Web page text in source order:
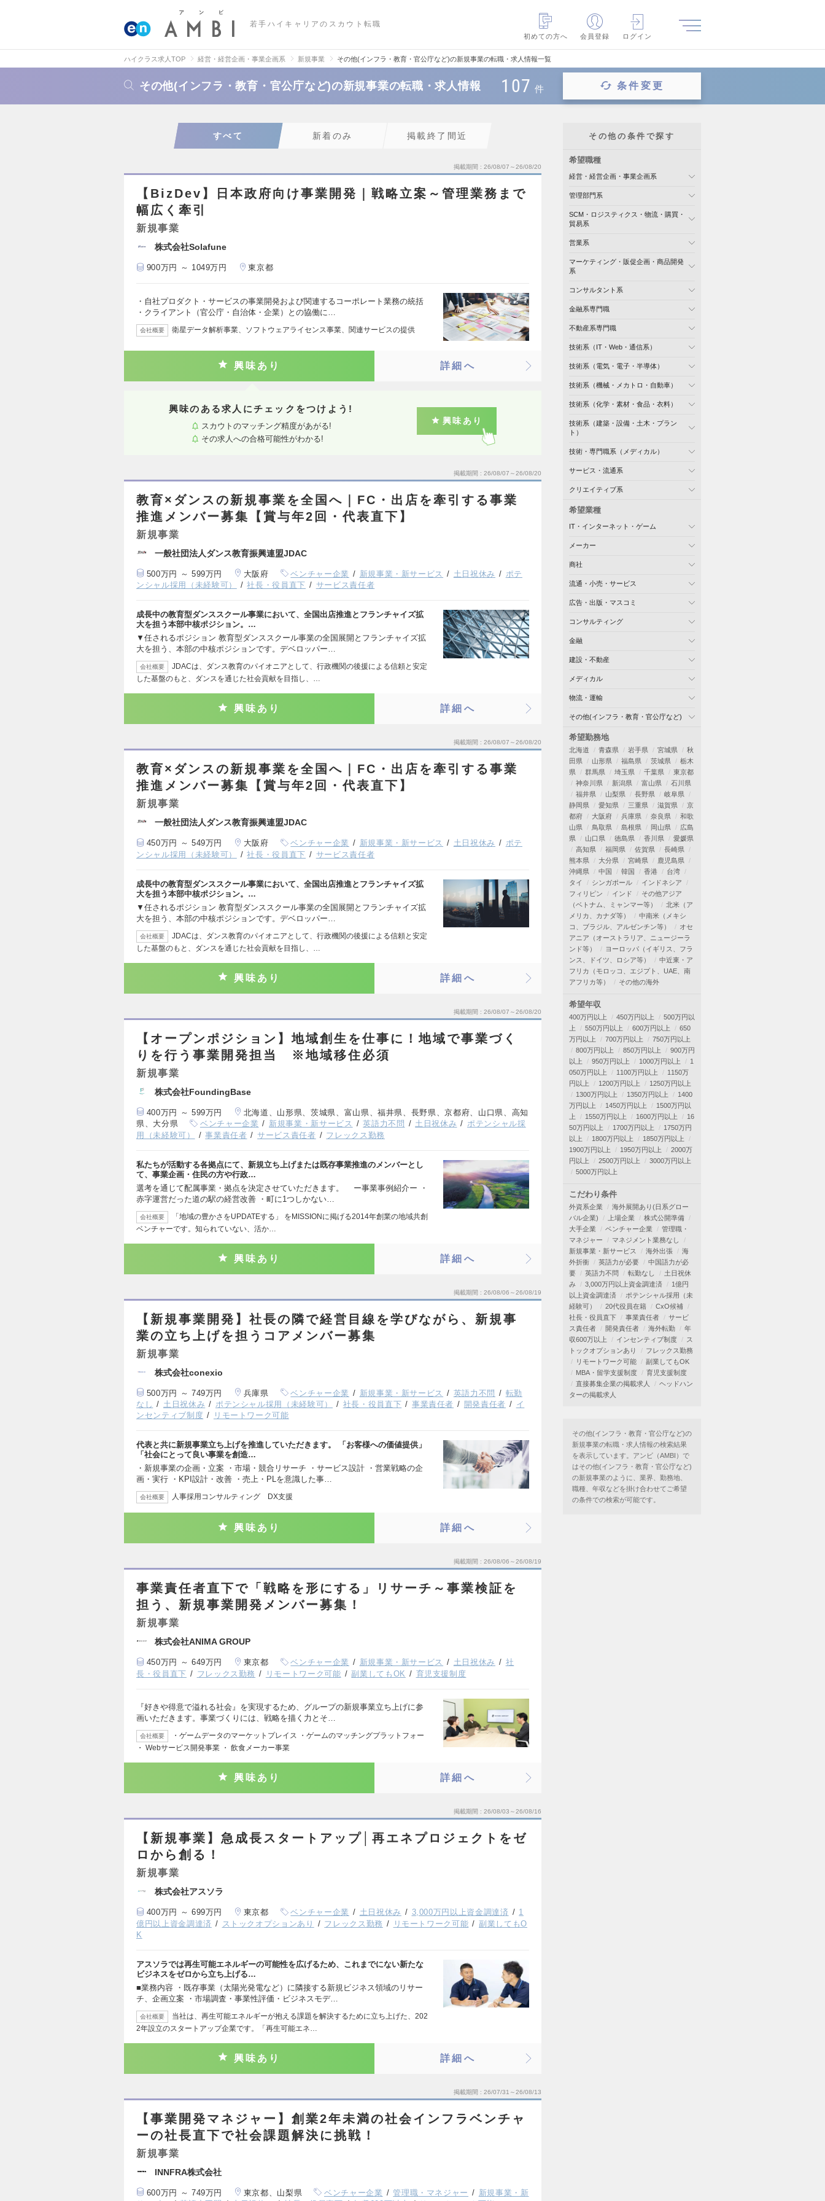
若手ハイキャリアのスカウト転職
初めての方へ
会員登録 ログイン
ハイクラス求人TOP 経営・経営企画・事業企画系 新規事業 その他(インフラ・教育・官公庁など)の新規事業の転職・求人情報一覧
その他(インフラ・教育・官公庁など)の新規事業の転職・求人情報 107 件 条件変更
すべて 新着のみ 掲載終了間近
掲載期間 26/08/07～26/08/20
【BizDev】日本政府向け事業開発｜戦略立案～管理業務まで
幅広く牽引
新規事業
株式会社Solafune
900万円 ～ 1049万円 東京都
・自社プロダクト・サービスの事業開発および関連するコーポレート業務の統括
・クライアント（官公庁・自治体・企業）との協働に…
会社概要 衛星データ解析事業、ソフトウェアライセンス事業、関連サービスの提供
興味あり 詳細へ
興味のある求人にチェックをつけよう!
スカウトのマッチング精度があがる!
その求人への合格可能性がわかる!
興味あり
掲載期間 26/08/07～26/08/20
教育×ダンスの新規事業を全国へ｜FC・出店を牽引する事業
推進メンバー募集【賞与年2回・代表直下】
新規事業
一般社団法人ダンス教育振興連盟JDAC
500万円 ～ 599万円 大阪府 ベンチャー企業 新規事業・新サービス 土日祝休み
ポテ
ンシャル採用（未経験可）
社長・役員直下 サービス責任者
成長中の教育型ダンススクール事業において、全国出店推進とフランチャイズ拡
大を担う本部中核ポジション。…
▼任されるポジション 教育型ダンススクール事業の全国展開とフランチャイズ拡
大を担う、本部の中核ポジションです。デベロッパー…
会社概要
JDACは、ダンス教育のパイオニアとして、行政機関の後援による信頼と安定
した基盤のもと、ダンスを通じた社会貢献を目指し、…
興味あり 詳細へ
掲載期間 26/08/07～26/08/20
教育×ダンスの新規事業を全国へ｜FC・出店を牽引する事業
推進メンバー募集【賞与年2回・代表直下】
新規事業
一般社団法人ダンス教育振興連盟JDAC
450万円 ～ 549万円 大阪府 ベンチャー企業 新規事業・新サービス 土日祝休み
ポテ
ンシャル採用（未経験可）
社長・役員直下 サービス責任者
成長中の教育型ダンススクール事業において、全国出店推進とフランチャイズ拡
大を担う本部中核ポジション。…
▼任されるポジション 教育型ダンススクール事業の全国展開とフランチャイズ拡
大を担う、本部の中核ポジションです。デベロッパー…
会社概要
JDACは、ダンス教育のパイオニアとして、行政機関の後援による信頼と安定
した基盤のもと、ダンスを通じた社会貢献を目指し、…
興味あり 詳細へ
掲載期間 26/08/07～26/08/20
【オープンポジション】地域創生を仕事に！地域で事業づく
りを行う事業開発担当 ※地域移住必須
新規事業
株式会社FoundingBase
400万円 ～ 599万円
北海道、山形県、茨城県、富山県、福井県、長野県、京都府、山口県、高知
県、大分県
ベンチャー企業 新規事業・新サービス 英語力不問 土日祝休み
ポテンシャル採
用（未経験可）
事業責任者 サービス責任者 フレックス勤務
私たちが活動する各拠点にて、新規立ち上げまたは既存事業推進のメンバーとし
て、事業企画・住民の方や行政…
選考を通じて配属事業・拠点を決定させていただきます。 ー事業事例紹介ー ・
赤字運営だった道の駅の経営改善 ・町に1つしかない…
会社概要
「地域の豊かさをUPDATEする」 をMISSIONに掲げる2014年創業の地域共創
ベンチャーです。知られていない、活か…
興味あり 詳細へ
掲載期間 26/08/06～26/08/19
【新規事業開発】社長の隣で経営目線を学びながら、新規事
業の立ち上げを担うコアメンバー募集
新規事業
株式会社conexio
500万円 ～ 749万円 兵庫県 ベンチャー企業 新規事業・新サービス 英語力不問
転勤
なし
土日祝休み ポテンシャル採用（未経験可） 社長・役員直下 事業責任者 開発責任者
イ
ンセンティブ制度
リモートワーク可能
代表と共に新規事業立ち上げを推進していただきます。 「お客様への価値提供」
「社会にとって良い事業を創造…
・新規事業の企画・立案 ・市場・競合リサーチ ・サービス設計 ・営業戦略の企
画・実行 ・KPI設計・改善 ・売上・PLを意識した事…
会社概要 人事採用コンサルティング DX支援
興味あり 詳細へ
掲載期間 26/08/06～26/08/19
事業責任者直下で「戦略を形にする」リサーチ～事業検証を
担う、新規事業開発メンバー募集！
新規事業
株式会社ANIMA GROUP
450万円 ～ 649万円 東京都 ベンチャー企業 新規事業・新サービス 土日祝休み
社
長・役員直下
フレックス勤務 リモートワーク可能 副業してもOK 育児支援制度
『好きや得意で溢れる社会』を実現するため、グループの新規事業立ち上げに参
画いただきます。事業づくりには、戦略を描く力とそ…
会社概要
・ゲームデータのマーケットプレイス ・ゲームのマッチングプラットフォー
・ Webサービス開発事業 ・ 飲食メーカー事業
興味あり 詳細へ
掲載期間 26/08/03～26/08/16
【新規事業】急成長スタートアップ│再エネプロジェクトをゼ
ロから創る！
新規事業
株式会社アスソラ
400万円 ～ 699万円 東京都 ベンチャー企業 土日祝休み 3,000万円以上資金調達済
1
億円以上資金調達済
ストックオプションあり フレックス勤務 リモートワーク可能
副業してもO
K
アスソラでは再生可能エネルギーの可能性を広げるため、これまでにない新たな
ビジネスをゼロから立ち上げる…
■業務内容 ・既存事業（太陽光発電など）に隣接する新規ビジネス領域のリサー
チ、企画立案 ・市場調査・事業性評価・ビジネスモデ…
会社概要
当社は、再生可能エネルギーが抱える課題を解決するために立ち上げた、202
2年設立のスタートアップ企業です。「再生可能エネ…
興味あり 詳細へ
掲載期間 26/07/31～26/08/13
【事業開発マネジャー】創業2年未満の社会インフラベンチャ
ーの社長直下で社会課題解決に挑戦！
新規事業
INNFRA株式会社
600万円 ～ 749万円 東京都、山梨県 ベンチャー企業 管理職・マネジャー
新規事業・新
その他の条件で探す
希望職種
経営・経営企画・事業企画系
管理部門系
SCM・ロジスティクス・物流・購買・
貿易系
営業系
マーケティング・販促企画・商品開発
系
コンサルタント系
金融系専門職
不動産系専門職
技術系（IT・Web・通信系）
技術系（電気・電子・半導体）
技術系（機械・メカトロ・自動車）
技術系（化学・素材・食品・衣料）
技術系（建築・設備・土木・プラン
ト）
技術・専門職系（メディカル）
サービス・流通系
クリエイティブ系
希望業種
IT・インターネット・ゲーム
メーカー
商社
流通・小売・サービス
広告・出版・マスコミ
コンサルティング
金融
建設・不動産
メディカル
物流・運輸
その他(インフラ・教育・官公庁など)
希望勤務地
北海道 青森県 岩手県 宮城県
秋
田県
山形県 福島県 茨城県
栃木
県
群馬県 埼玉県 千葉県
東京都
神奈川県
新潟県 富山県
石川県
福井県
山梨県 長野県
岐阜県
静岡県
愛知県 三重県 滋賀県
京
都府
大阪府 兵庫県 奈良県
和歌
山県
鳥取県 島根県 岡山県
広島
県
山口県 徳島県 香川県
愛媛県
高知県
福岡県 佐賀県
長崎県
熊本県
大分県 宮崎県
鹿児島県
沖縄県
中国 韓国 香港
台湾
タイ
シンガポール
インドネシア
フィリピン
インド
その他アジア
（ベトナム、ミャンマー等）
北米（ア
メリカ、カナダ等）
中南米（メキシ
コ、ブラジル、アルゼンチン等）
オセ
アニア（オーストラリア、ニュージーラ
ンド等）
ヨーロッパ（イギリス、フラ
ンス、ドイツ、ロシア等）
中近東・ア
フリカ（モロッコ、エジプト、UAE、南
アフリカ等）
その他の海外
希望年収
400万円以上 450万円以上
500万円以
上
550万円以上 600万円以上
650
万円以上
700万円以上
750万円以上
800万円以上
850万円以上
900万円
以上
950万円以上 1000万円以上
1
050万円以上
1100万円以上
1150万
円以上
1200万円以上
1250万円以上
1300万円以上
1350万円以上
1400
万円以上
1450万円以上
1500万円以
上
1550万円以上 1600万円以上
16
50万円以上
1700万円以上
1750万円
以上
1800万円以上
1850万円以上
1900万円以上
1950万円以上
2000万
円以上
2500万円以上
3000万円以上
5000万円以上
こだわり条件
外資系企業
海外展開あり(日系グロー
バル企業)
上場企業
株式公開準備
大手企業
ベンチャー企業
管理職・
マネジャー
マネジメント業務なし
新規事業・新サービス
海外出張
海
外折衝
英語力が必要
中国語力が必
要
英語力不問 転勤なし
土日祝休
み
3,000万円以上資金調達済
1億円
以上資金調達済
ポテンシャル採用（未
経験可）
20代役員在籍
CxO候補
社長・役員直下
事業責任者
サービ
ス責任者
開発責任者 海外転勤
年
収600万以上
インセンティブ制度
ス
トックオプションあり
フレックス勤務
リモートワーク可能
副業してもOK
MBA・留学支援制度
育児支援制度
直接募集企業の掲載求人
ヘッドハン
ターの掲載求人
その他(インフラ・教育・官公庁など)の
新規事業の転職・求人情報の検索結果
を表示しています。アンビ（AMBI）で
はその他(インフラ・教育・官公庁など)
の新規事業のように、業界、勤務地、
職種、年収などを掛け合わせてご希望
の条件での検索が可能です。